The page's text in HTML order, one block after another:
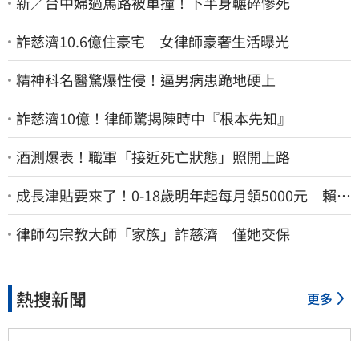
詐慈濟10.6億住豪宅 女律師豪奢生活曝光
精神科名醫驚爆性侵！逼男病患跪地硬上
詐慈濟10億！律師驚揭陳時中『根本先知』
酒測爆表！職軍「接近死亡狀態」照開上路
成長津貼要來了！0-18歲明年起每月領5000元 賴清
德：此時不生更待何時
律師勾宗教大師「家族」詐慈濟 僅她交保
熱搜新聞 更多